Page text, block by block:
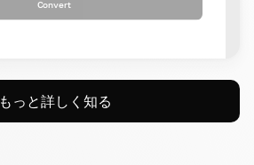
Convert
もっと詳しく知る